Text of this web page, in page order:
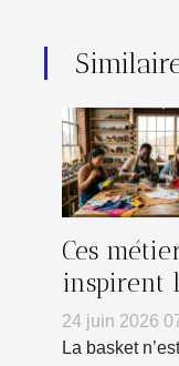
Ces
inspirent
24 juin 2026
La basket